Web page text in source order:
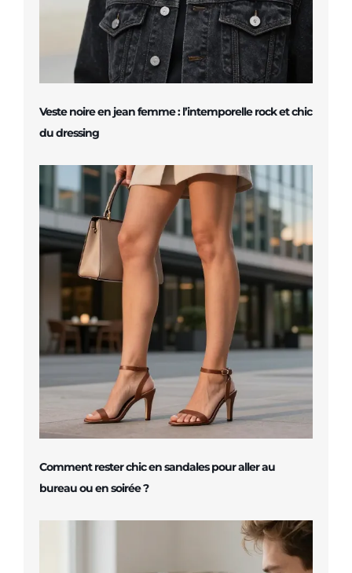
Veste noire en jean femme : l’intemporelle rock et chic
du dressing
Comment rester chic en sandales pour aller au
bureau ou en soirée ?